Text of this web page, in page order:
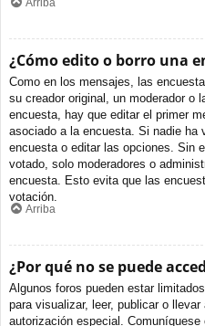
¿Cómo edito o borro una
Como en los mensajes, las
su creador original, un moderador o
encuesta, hay que editar el primer
asociado a la encuesta. Si nadie ha
encuesta o editar las opciones. Sin
votado, solo moderadores o
encuesta. Esto evita que las
votación.
Arriba
¿Por qué no se puede
Algunos foros pueden estar
para visualizar, leer, publicar o
autorización especial.